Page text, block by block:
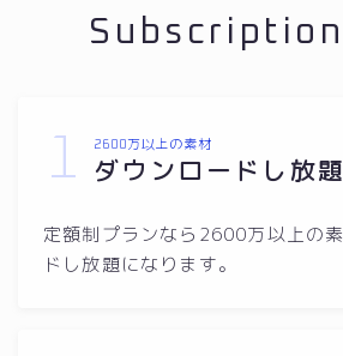
1 2600万以上の素材
ダウンロードし放題
定額制プランなら2600万以上の
ドし放題になります。